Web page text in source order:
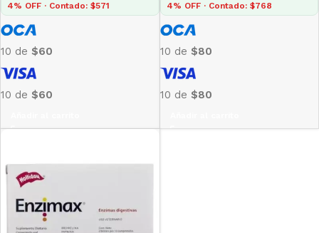
4% OFF · Contado: $571
10 de $60
10 de $60
4% OFF · Contado: $768
10 de $80
10 de $80